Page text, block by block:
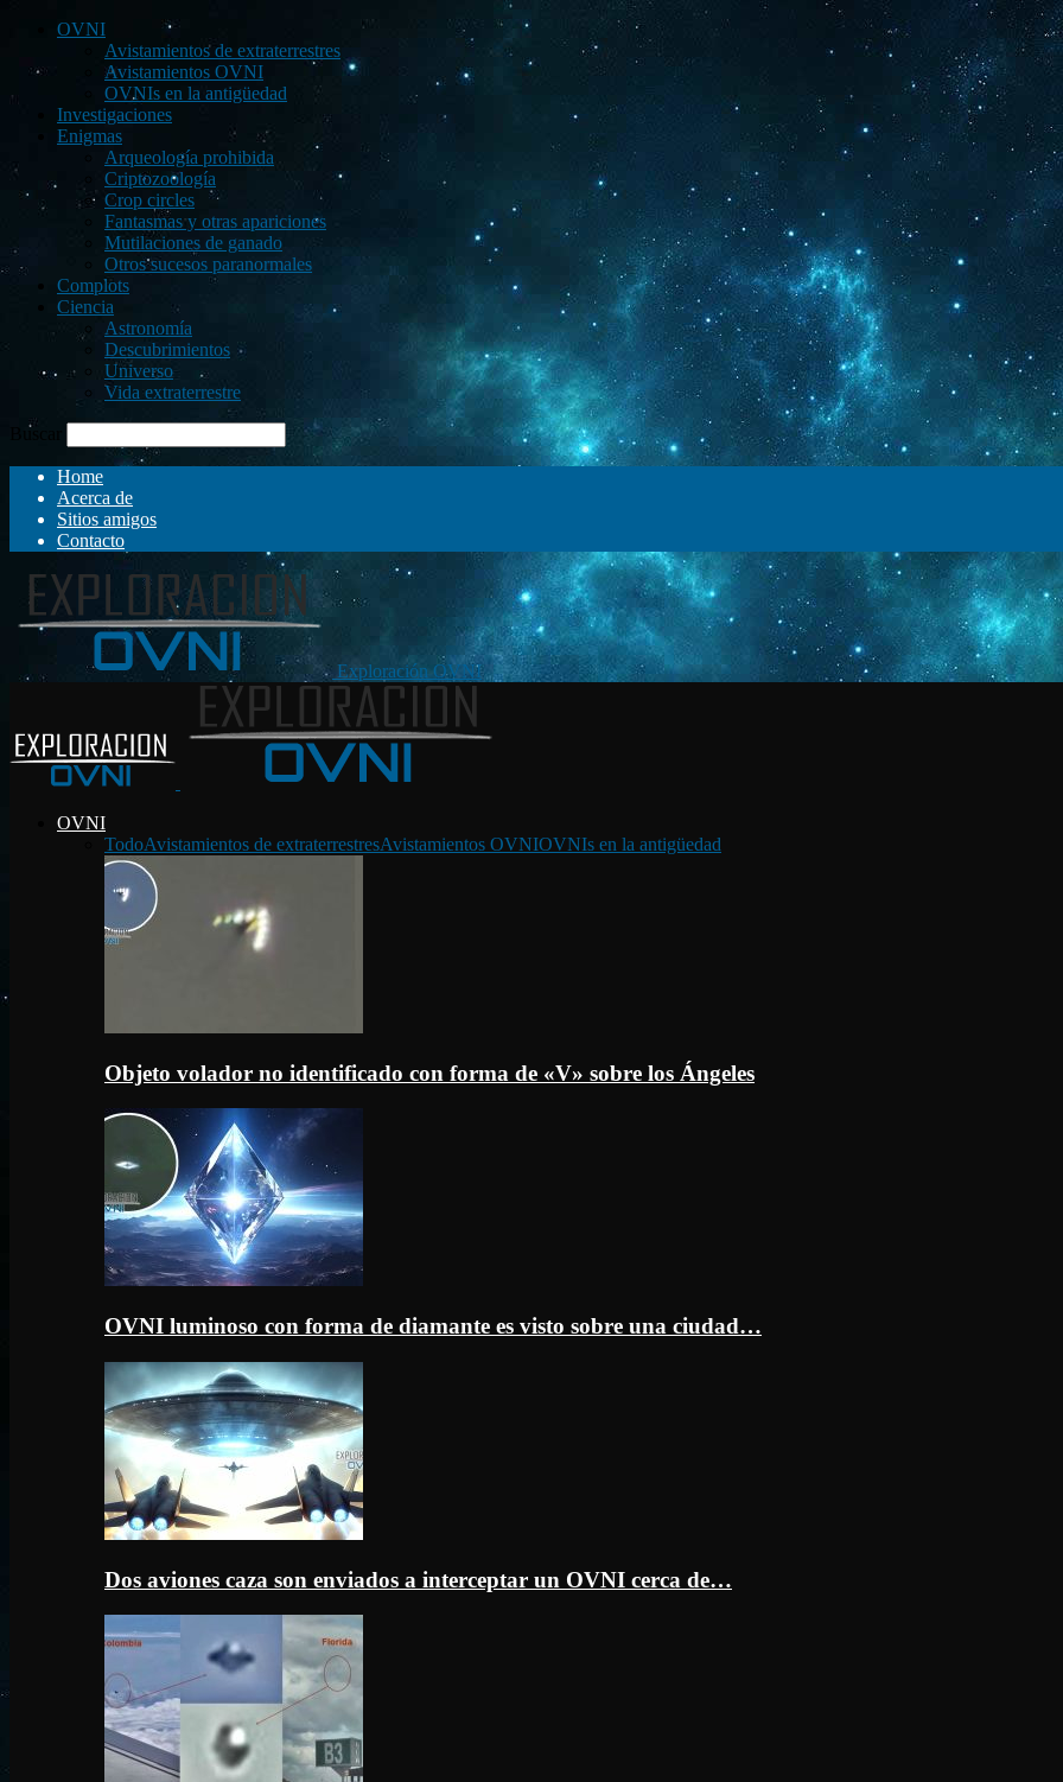
OVNI
Avistamientos de extraterrestres
Avistamientos OVNI
OVNIs en la antigüedad
Investigaciones
Enigmas
Arqueología prohibida
Criptozoología
Crop circles
Fantasmas y otras apariciones
Mutilaciones de ganado
Otros sucesos paranormales
Complots
Ciencia
Astronomía
Descubrimientos
Universo
Vida extraterrestre
Buscar
Home
Acerca de
Sitios amigos
Contacto
Exploración OVNI
OVNI
TodoAvistamientos de extraterrestresAvistamientos OVNIOVNIs en la antigüedad
Objeto volador no identificado con forma de «V» sobre los Ángeles
OVNI luminoso con forma de diamante es visto sobre una ciudad…
Dos aviones caza son enviados a interceptar un OVNI cerca de…